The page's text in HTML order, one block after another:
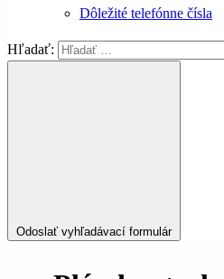
Dôležité telefónne čísla
Hľadať:
Odoslať vyhľadávací formulár